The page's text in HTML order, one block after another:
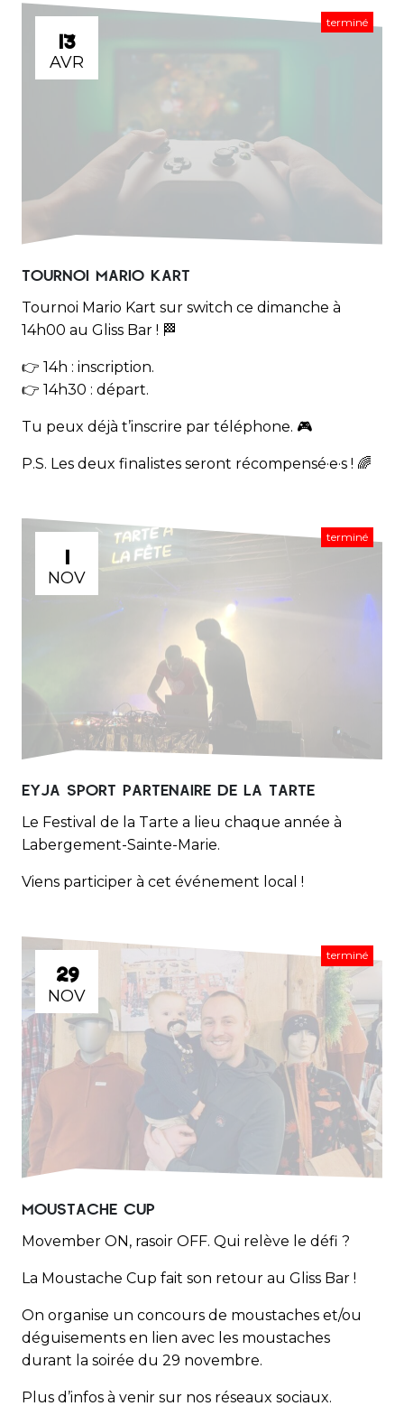
13
AVR
terminé
TOURNOI MARIO KART
Tournoi Mario Kart sur switch ce dimanche à
14h00 au Gliss Bar ! 🏁
👉 14h : inscription.
👉 14h30 : départ.
Tu peux déjà t’inscrire par téléphone. 🎮
P.S. Les deux finalistes seront récompensé·e·s ! 🌈
1
NOV
terminé
EYJA SPORT PARTENAIRE DE LA TARTE
Le Festival de la Tarte a lieu chaque année à
Labergement-Sainte-Marie.
Viens participer à cet événement local !
29
NOV
terminé
MOUSTACHE CUP
Movember ON, rasoir OFF. Qui relève le défi ?
La Moustache Cup fait son retour au Gliss Bar !
On organise un concours de moustaches et/ou
déguisements en lien avec les moustaches
durant la soirée du 29 novembre.
Plus d’infos à venir sur nos réseaux sociaux.